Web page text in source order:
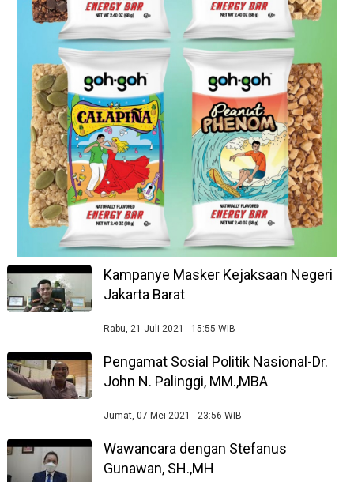
Kampanye Masker Kejaksaan Negeri
Jakarta Barat
Rabu, 21 Juli 2021 15:55 WIB
Pengamat Sosial Politik Nasional-Dr.
John N. Palinggi, MM.,MBA
Jumat, 07 Mei 2021 23:56 WIB
Wawancara dengan Stefanus
Gunawan, SH.,MH